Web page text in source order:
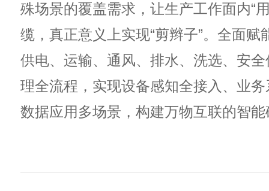
殊场景的覆盖需求，让生产工作面内“
缆，真正意义上实现“剪辫子”。全面赋
供电、运输、通风、排水、洗选、安
理全流程，实现设备感知全接入、业
数据应用多场景，构建万物互联的智